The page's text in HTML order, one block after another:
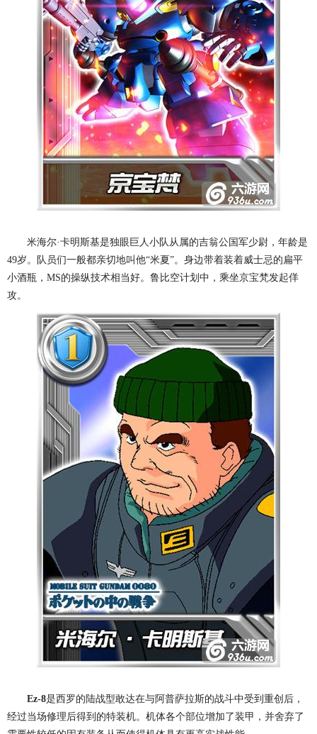
米海尔·卡明斯基是独眼巨人小队从属的吉翁公国军少尉，年龄是
49岁。队员们一般都亲切地叫他“米夏”。身边带着装着威士忌的扁平
小酒瓶，MS的操纵技术相当好。鲁比空计划中，乘坐京宝梵发起佯
攻。
Ez-8是西罗的陆战型敢达在与阿普萨拉斯的战斗中受到重创后，
经过当场修理后得到的特装机。机体各个部位增加了装甲，并舍弃了